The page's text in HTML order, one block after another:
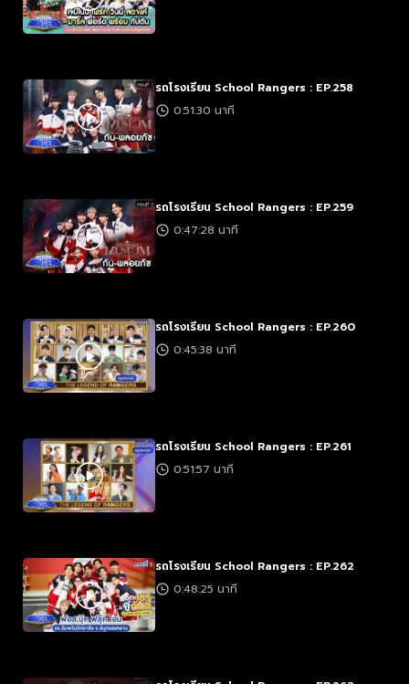
รถโรงเรียน School Rangers : EP.258
0:51:30 นาที
รถโรงเรียน School Rangers : EP.259
0:47:28 นาที
รถโรงเรียน School Rangers : EP.260
0:45:38 นาที
รถโรงเรียน School Rangers : EP.261
0:51:57 นาที
รถโรงเรียน School Rangers : EP.262
0:48:25 นาที